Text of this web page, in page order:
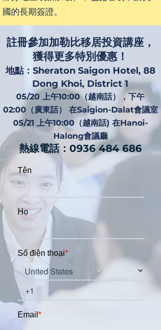
國的長期簽證。
註冊參加加勒比移居投資講座，
獲得更多特別優惠！
地點：Sheraton Saigon Hotel, 88
Dong Khoi, District 1
05/20 上午10:00（越南話），下午
02:00（廣東話） 在Saigion-Dalat會議室
05/21 上午10:00（越南話) 在Hanoi-
Halong會議廳
熱線電話：0936 484 686